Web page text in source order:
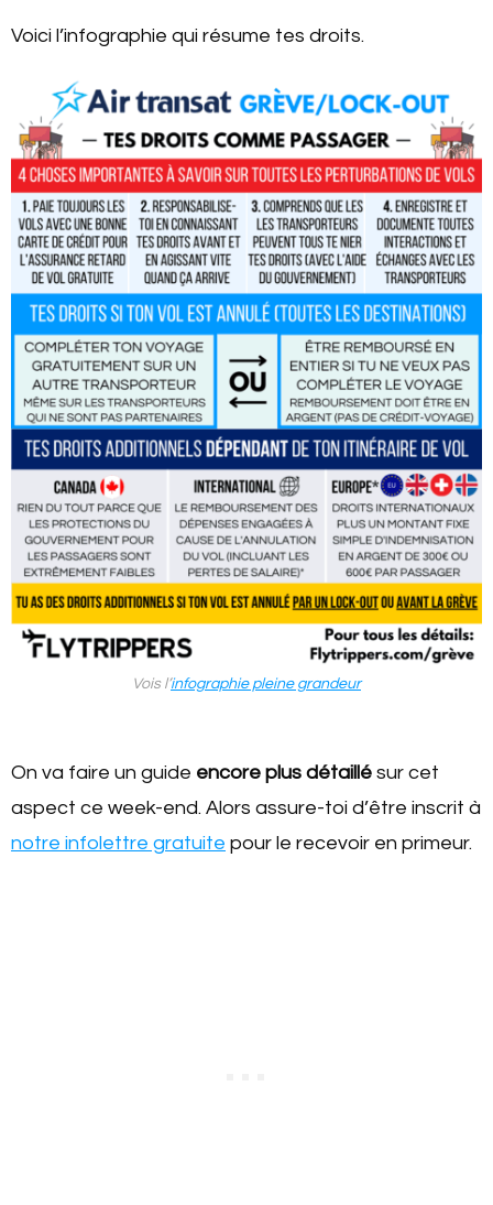
Voici l’infographie qui résume tes droits.
Vois l’infographie pleine grandeur
On va faire un guide encore plus détaillé sur cet
aspect ce week-end. Alors assure-toi d’être inscrit à
notre infolettre gratuite pour le recevoir en primeur.